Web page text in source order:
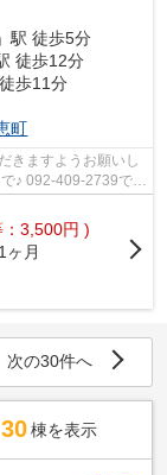
」駅 徒歩5分
徒歩12分
歩11分
町
きますようお願いし
♪ 092-409-2739で
3,500円 )
1ヶ月
次の30件へ
棟を表示